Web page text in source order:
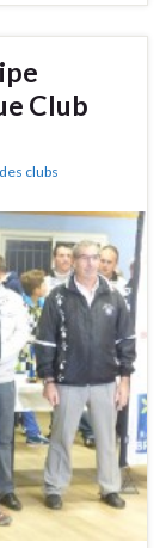
Club
clubs